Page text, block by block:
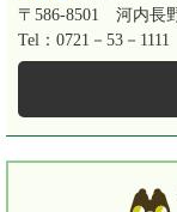
〒586-8501
河内長
Tel：0721－53－1111